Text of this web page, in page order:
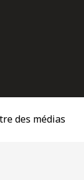
des médias